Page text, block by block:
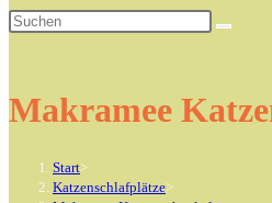
umschalten
Makramee
Start>
Katzenschlafplätze>